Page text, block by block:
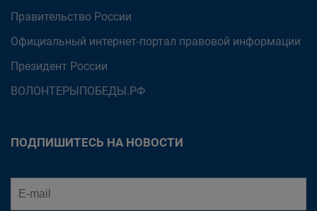
Правительство России
Официальный интернет-портал правовой информации
Президент России
ВОЛОНТЕРЫПОБЕДЫ.РФ
ПОДПИШИТЕСЬ НА НОВОСТИ